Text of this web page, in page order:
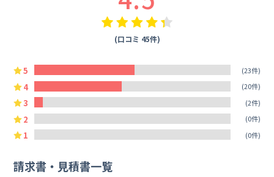
(口コミ 45件)
5 (23件)
4 (20件)
3 (2件)
2 (0件)
1 (0件)
請求書・見積書一覧